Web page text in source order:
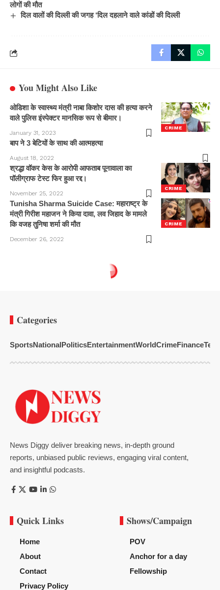
लोगों की मौत
दिल वालों की दिल्ली की जगह ‘दिल दहलाने वाले कांडों की दिल्ली
You Might Also Like
CRIME
ओडिशा के स्वास्थ्य मंत्री नाबा किशोर दास की हत्या करने
वाले पुलिस इंस्पेक्टर मानसिक रूप से बीमार।
January 31, 2023
बाप ने 3 बेटियों के साथ की आत्महत्या
August 18, 2022
CRIME
श्रद्धा वॉकर केस के आरोपी आफताब पूनावाला का
पॉलीग्राफ टेस्ट फिर हुआ रद्द।
November 25, 2022
CRIME
Tunisha Sharma Suicide Case: महाराष्ट्र के
मंत्री गिरीश महाजन ने किया दावा, लव जिहाद के मामले
कि वजह तुनिषा शर्मा की मौत
December 26, 2022
Categories
SportsNationalPoliticsEntertainmentWorldCrimeFinance
News Diggy deliver breaking news, in-depth ground
reports, unbiased public reviews, engaging viral content,
and insightful podcasts.
Quick Links
Home
About
Contact
Privacy Policy
Shows/Campaign
POV
Anchor for a day
Fellowship